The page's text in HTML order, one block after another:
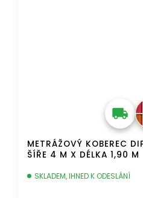
METRÁŽOVÝ KOBEREC
ŠÍŘE 4 M X DÉLKA 1,90 M
SKLADEM, IHNED K ODESLÁNÍ